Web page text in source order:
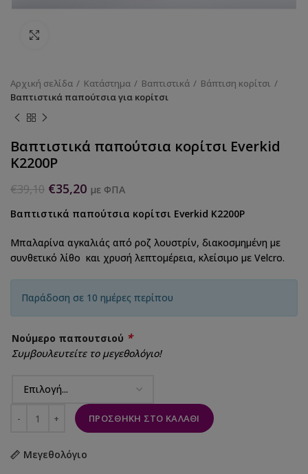
Αρχική σελίδα Κατάστημα Βαπτιστικά
Βάπτιση κορίτσι
Βαπτιστικά παπούτσια για κορίτσι
Βαπτιστικά παπούτσια κορίτσι Everkid
K2200Ρ
€39,10 €35,20 με ΦΠΑ
Βαπτιστικά παπούτσια κορίτσι Everkid K2200Ρ
Μπαλαρίνα αγκαλιάς από ροζ λουστρίν, διακοσμημένη με
συνθετικό λίθο και χρυσή λεπτομέρεια, κλείσιμο με Velcro.
Παράδοση σε 10 ημέρες περίπου
Νούμερο παπουτσιού *
Συμβουλευτείτε το μεγεθολόγιο!
ΠΡΟΣΘΉΚΗ ΣΤΟ ΚΑΛΆΘΙ
Μεγεθολόγιο